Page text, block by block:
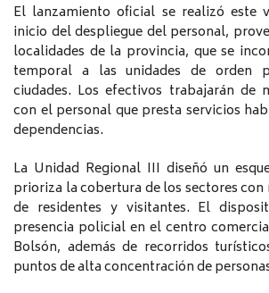
El lanzamiento oficial se realizó este
inicio del despliegue del personal,
localidades de la provincia, que se
temporal a las unidades de orden
ciudades. Los efectivos trabajarán de
con el personal que presta servicios
dependencias.
La Unidad Regional III diseñó un
prioriza la cobertura de los sectores
de residentes y visitantes. El
presencia policial en el centro
Bolsón, además de recorridos
puntos de alta concentración de